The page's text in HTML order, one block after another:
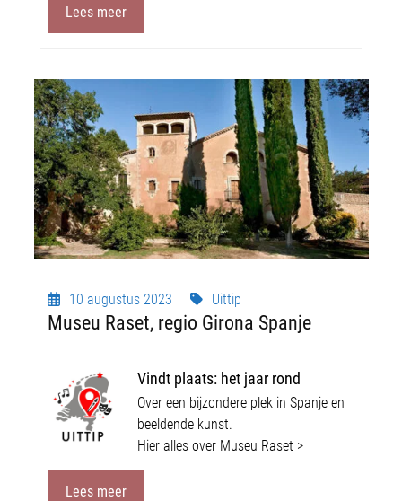
Lees meer
10 augustus 2023 Uittip
Museu Raset, regio Girona Spanje
Vindt plaats: het jaar rond
Over een bijzondere plek in Spanje en
beeldende kunst.
Hier alles over Museu Raset >
Lees meer